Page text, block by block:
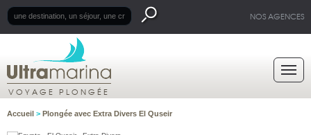
NOS AGENCES
VOYAGE PLONGÉE
Accueil > Plongée avec Extra Divers El Quseir